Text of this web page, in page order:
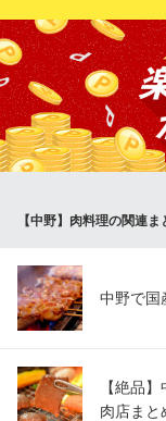
GOOD
イタリアン/カフェ
ＪＲ中央線中野駅
東京都中野区中野4-10-
【中野】肉料理の関連ま
中野で国
【絶品
肉店まと